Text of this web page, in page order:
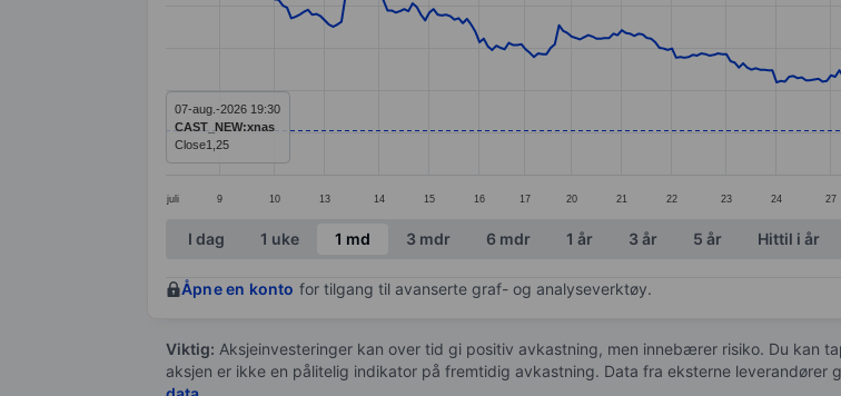
Line chart with 273 data points.
The chart has 1 X axis displaying categories.
The chart has 1 Y axis displaying values. Data ranges from 1.17 to 3.51.
juli 9 10 13 14 15 16 17 20 21 22 23 24 27
07-aug.-2026 19:30
CAST_NEW:xnas
Close1,25
End of interactive chart.
I dag 1 uke 1 md 3 mdr 6 mdr 1 år 3 år 5 år Hittil i år
Åpne en konto for tilgang til avanserte graf- og analyseverktøy.
Viktig: Aksjeinvesteringer kan over tid gi positiv avkastning, men innebærer risiko. Du kan
aksjen er ikke en pålitelig indikator på fremtidig avkastning. Data fra eksterne leverandører